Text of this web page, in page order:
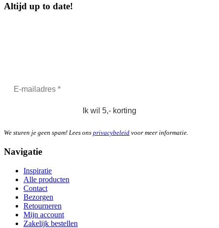
Altijd up to date!
We sturen je geen spam! Lees ons privacybeleid voor meer informatie.
Navigatie
Inspiratie
Alle producten
Contact
Bezorgen
Retourneren
Mijn account
Zakelijk bestellen